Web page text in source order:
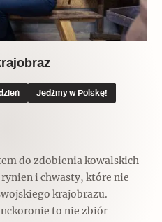
Indiana Jones
smak
archeologiczny
Muzeum Techniki
Jedźmy w Polskę!
do zdobienia kowalskich
i chwasty, które nie
krajobrazu.
to nie zbiór